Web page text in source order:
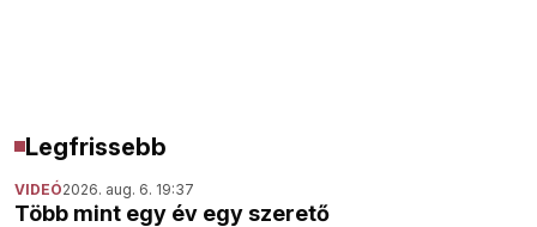
Legfrissebb
VIDEÓ2026. aug. 6. 19:37
Több mint egy év egy szerető